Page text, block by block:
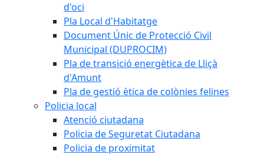
d'oci
Pla Local d'Habitatge
Document Únic de Protecció Civil
Municipal (DUPROCIM)
Pla de transició energètica de Lliçà
d'Amunt
Pla de gestió ètica de colònies felines
Policia local
Atenció ciutadana
Policia de Seguretat Ciutadana
Policia de proximitat